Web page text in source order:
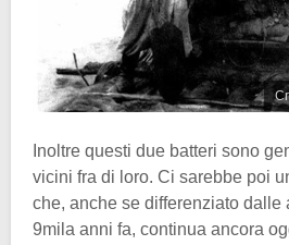
Inoltre questi due batteri sono
vicini fra di loro. Ci sarebbe poi
che, anche se differenziato dalle
9mila anni fa, continua ancora